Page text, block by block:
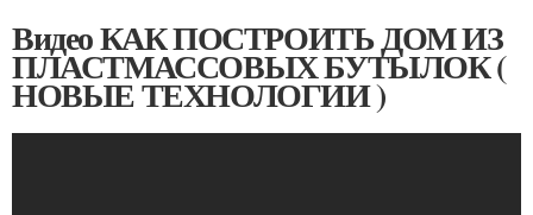
Видео КАК ПОСТРОИТЬ ДОМ ИЗ
ПЛАСТМАССОВЫХ БУТЫЛОК (
НОВЫЕ ТЕХНОЛОГИИ )